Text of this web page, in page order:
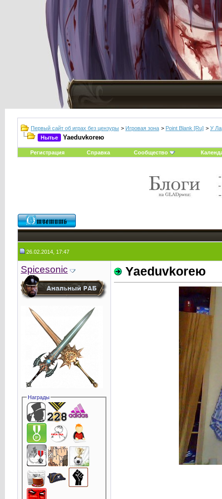
Первый сайт об играх без цензуры > Игровая зона > Point Blank [Ru] > У
Нытье
Yaeduvkoreю
Регистрация Справка Сообщество
26.02.2014, 17:47
Spicesonic
Награды
Yaeduvkoreю